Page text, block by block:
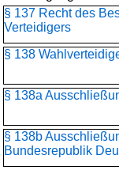
§ 137 Recht des
Verteidigers
§ 138
§ 138a
§ 138b
Bundesrepublik